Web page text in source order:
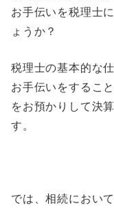
お手伝いを税理士
ょうか？
税理士の基本的な
お手伝いをするこ
をお預かりして決
す。
では、相続におい